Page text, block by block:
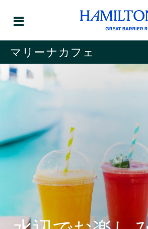
マリーナカフェ